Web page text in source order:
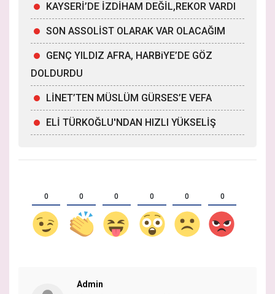
KAYSERİ’DE İZDİHAM DEĞİL,REKOR VARDI
SON ASSOLİST OLARAK VAR OLACAĞIM
GENÇ YILDIZ AFRA, HARBiYE’DE GÖZ
DOLDURDU
LİNET’TEN MÜSLÜM GÜRSES’E VEFA
ELİ TÜRKOĞLU'NDAN HIZLI YÜKSELİŞ
0 0 0 0 0 0
Admin